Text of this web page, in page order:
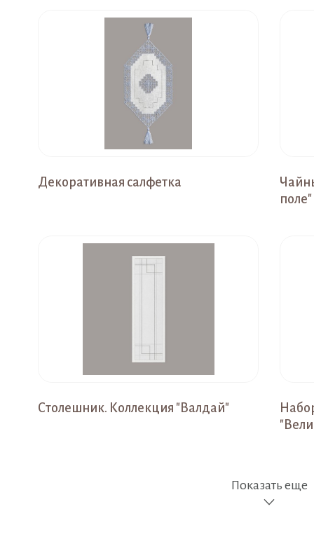
Декоративная салфетка
поле"
Столешник. Коллекция "Валдай"
Показать еще